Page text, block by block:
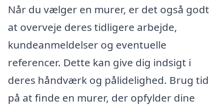
Når du vælger en murer, er det også godt
at overveje deres tidligere arbejde,
kundeanmeldelser og eventuelle
referencer. Dette kan give dig indsigt i
deres håndværk og pålidelighed. Brug tid
på at finde en murer, der opfylder dine